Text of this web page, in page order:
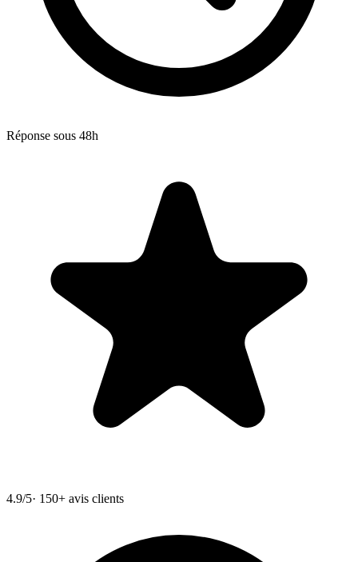
Réponse sous 48h
4.9/5· 150+ avis clients